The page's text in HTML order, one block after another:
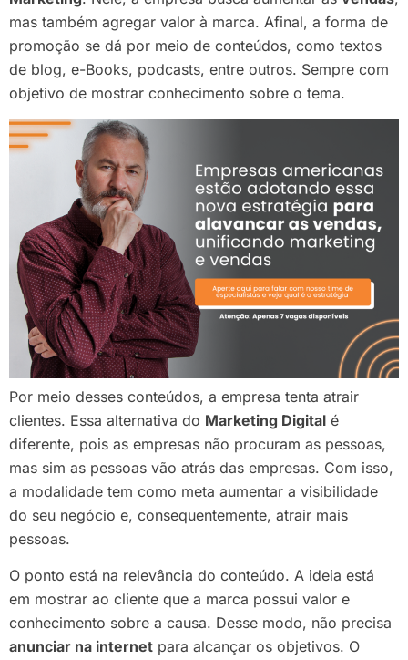
mas também agregar valor à marca. Afinal, a forma de
promoção se dá por meio de conteúdos, como textos
de blog, e-Books, podcasts, entre outros. Sempre com
objetivo de mostrar conhecimento sobre o tema.
Por meio desses conteúdos, a empresa tenta atrair
clientes. Essa alternativa do Marketing Digital é
diferente, pois as empresas não procuram as pessoas,
mas sim as pessoas vão atrás das empresas. Com isso,
a modalidade tem como meta aumentar a visibilidade
do seu negócio e, consequentemente, atrair mais
pessoas.
O ponto está na relevância do conteúdo. A ideia está
em mostrar ao cliente que a marca possui valor e
conhecimento sobre a causa. Desse modo, não precisa
anunciar na internet para alcançar os objetivos. O